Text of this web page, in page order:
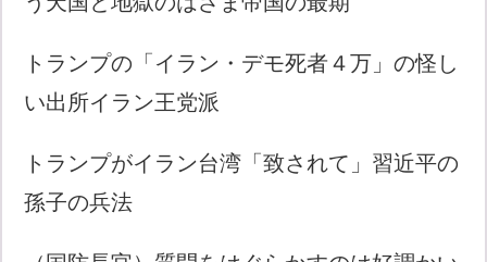
トランプの「イラン・デモ死者４万」の怪し
い出所イラン王党派
トランプがイラン台湾「致されて」習近平の
孫子の兵法